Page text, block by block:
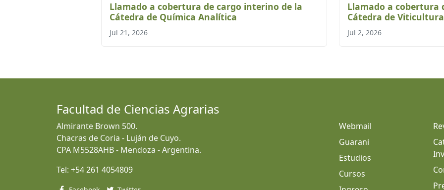
Llamado a cobertura de cargo interino de la
Cátedra de Química Analítica
Jul 21, 2026
Llamado a cobertura
Cátedra de Viticultura
Jul 2, 2026
Facultad de Ciencias Agrarias
Almirante Brown 500.
Chacras de Coria - Luján de Cuyo.
CPA M5528AHB - Mendoza - Argentina.
Tel: +54 261 4054809
Webmail
Guarani
Estudios
Cursos